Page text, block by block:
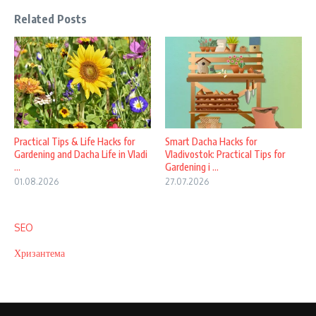
Related Posts
Practical Tips & Life Hacks for
Gardening and Dacha Life in Vladi
...
01.08.2026
Smart Dacha Hacks for
Vladivostok: Practical Tips for
Gardening i ...
27.07.2026
SEO
Хризантема